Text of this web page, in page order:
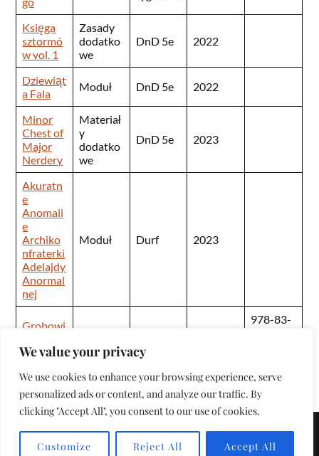
We value your privacy
We use cookies to enhance your browsing experience, serve
personalized ads or content, and analyze our traffic. By
clicking "Accept All", you consent to our use of cookies.
Customize Reject All Accept All
Księga
sztormó
w vol. 1
Zasady
dodatko
we
DnD 5e 2022
Dziewiąt
a Fala
Moduł DnD 5e 2022
Minor
Chest of
Major
Nerdery
Materiał
y
dodatko
we
DnD 5e 2023
Akuratn
e
Anomali
e
Archiko
nfraterki
Adelajdy
Anormal
nej
Moduł Durf 2023
Grobowi
978-83-
OPARTE NAWORDPRESS & THEME BY ANDERS NORÉN